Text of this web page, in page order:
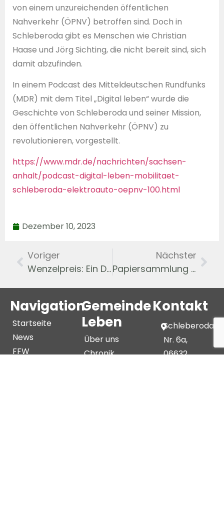
von einem unzureichenden öffentlichen
Nahverkehr (ÖPNV) betroffen sind. Doch in
Schleberoda gibt es Menschen wie Christian
Haase und Jörg Sichting, die nicht bereit sind, sich
damit abzufinden.
In einem Podcast des Mitteldeutschen Rundfunks
(MDR) mit dem Titel „Digital leben“ wurde die
Geschichte von Schleberoda und seiner Mission,
den öffentlichen Nahverkehr (ÖPNV) zu
revolutionieren, vorgestellt.
https://www.mdr.de/nachrichten/sachsen-
anhalt/podcast-digital-leben-mobilitaet-
schleberoda-elektroauto-oepnv-100.html
Dezember 10, 2023
Voriger
Wenzelpreis: Ein Dorf voller Leben und Kultur – Karin Reglichs Ehrenamt gewürdigt – 18.07.2023
Nächster
Papiersammlung 27. Januar
Navigation
Startseite
News
FFW
Gemeinde
Leben
Über uns
Chronik
Kontakt
Schleberoda
Nr. 6a,
06632